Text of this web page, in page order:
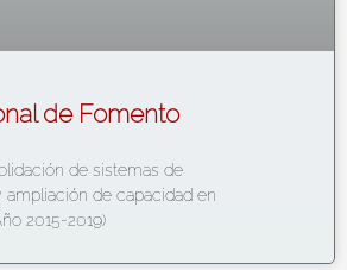
de Fomento
de sistemas de
de capacidad en
2015-2019)